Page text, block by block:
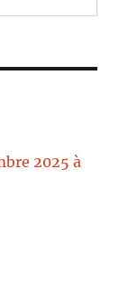
2025 à